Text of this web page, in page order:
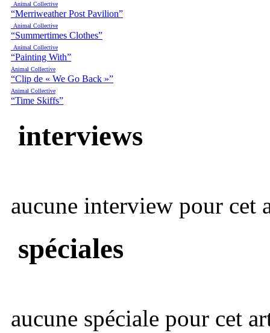
Animal Collective
“Merriweather Post Pavilion”
Animal Collective
“Summertimes Clothes”
Animal Collective
“Painting With”
Animal Collective
“Clip de « We Go Back »”
Animal Collective
“Time Skiffs”
interviews
aucune interview pour cet
spéciales
aucune spéciale pour cet